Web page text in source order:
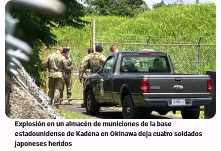
Explosión en un almacén de municiones de la base
estadounidense de Kadena en Okinawa deja cuatro soldados
japoneses heridos